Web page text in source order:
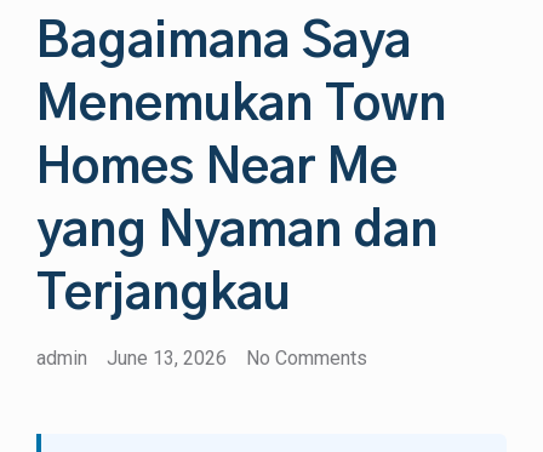
Bagaimana Saya
Menemukan Town
Homes Near Me
yang Nyaman dan
Terjangkau
admin June 13, 2026 No Comments